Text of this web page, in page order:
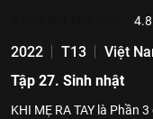
4.8
2022 T13 Việt
Tập 27. Sinh nhật
KHI MẸ RA TAY là Phần